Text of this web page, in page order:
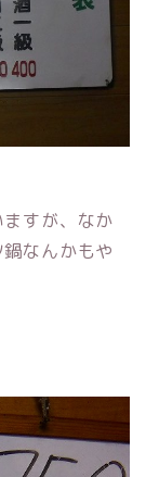
すが、なか
なんかもや